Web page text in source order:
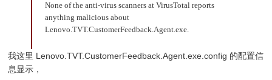
None of the anti-virus scanners at VirusTotal reports
anything malicious about
Lenovo.TVT.CustomerFeedback.Agent.exe.
我这里 Lenovo.TVT.CustomerFeedback.Agent.exe.config 的配置信
息显示，